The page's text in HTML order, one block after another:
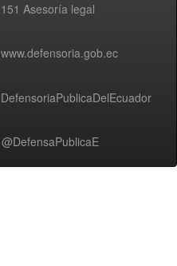
151 Asesoría legal
www.defensoria.gob.ec
DefensoriaPublicaDelEcuador
@DefensaPublicaE